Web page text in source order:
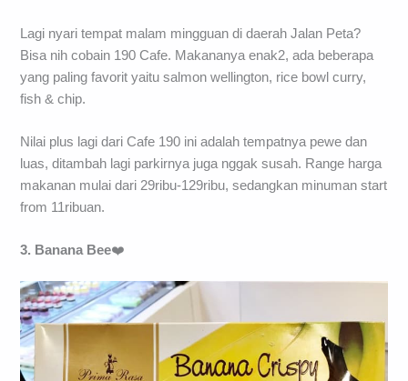
Lagi nyari tempat malam mingguan di daerah Jalan Peta?
Bisa nih cobain 190 Cafe. Makananya enak2, ada beberapa
yang paling favorit yaitu salmon wellington, rice bowl curry,
fish & chip.
Nilai plus lagi dari Cafe 190 ini adalah tempatnya pewe dan
luas, ditambah lagi parkirnya juga nggak susah. Range harga
makanan mulai dari 29ribu-129ribu, sedangkan minuman start
from 11ribuan.
3. Banana Bee❤️